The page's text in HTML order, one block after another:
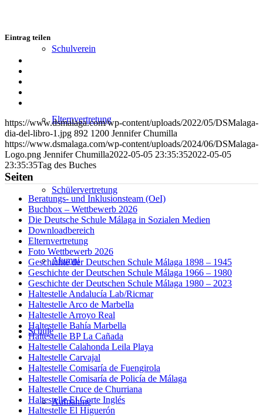
Schulverein
Elternvertretung
Schülervertretung
Alumni
Schule
Aufnahme
Eintrag teilen
Mail
teilen
https://www.dsmalaga.com/wp-content/uploads/2022/05/DSMalaga-
dia-del-libro-1.jpg 892 1200 Jennifer Chumilla
https://www.dsmalaga.com/wp-content/uploads/2024/06/DSMalaga-
Logo.png Jennifer Chumilla2022-05-05 23:35:352022-05-05
23:35:35Tag des Buches
Seiten
Beratungs- und Inklusionsteam (OeI)
Buchbox – Wettbewerb 2026
Die Deutsche Schule Málaga in Sozialen Medien
Downloadbereich
Elternvertretung
Foto Wettbewerb 2026
Geschichte der Deutschen Schule Málaga 1898 – 1945
Geschichte der Deutschen Schule Málaga 1966 – 1980
Geschichte der Deutschen Schule Málaga 1980 – 2023
Haltestelle Andalucía Lab/Ricmar
Haltestelle Arco de Marbella
Haltestelle Arroyo Real
Haltestelle Bahía Marbella
Haltestelle BP La Cañada
Haltestelle Calahonda Leila Playa
Haltestelle Carvajal
Haltestelle Comisaría de Fuengirola
Haltestelle Comisaría de Policía de Málaga
Haltestelle Cruce de Churriana
Haltestelle El Corte Inglés
Haltestelle El Higuerón